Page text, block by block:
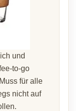
und
to-go
für alle
nicht auf